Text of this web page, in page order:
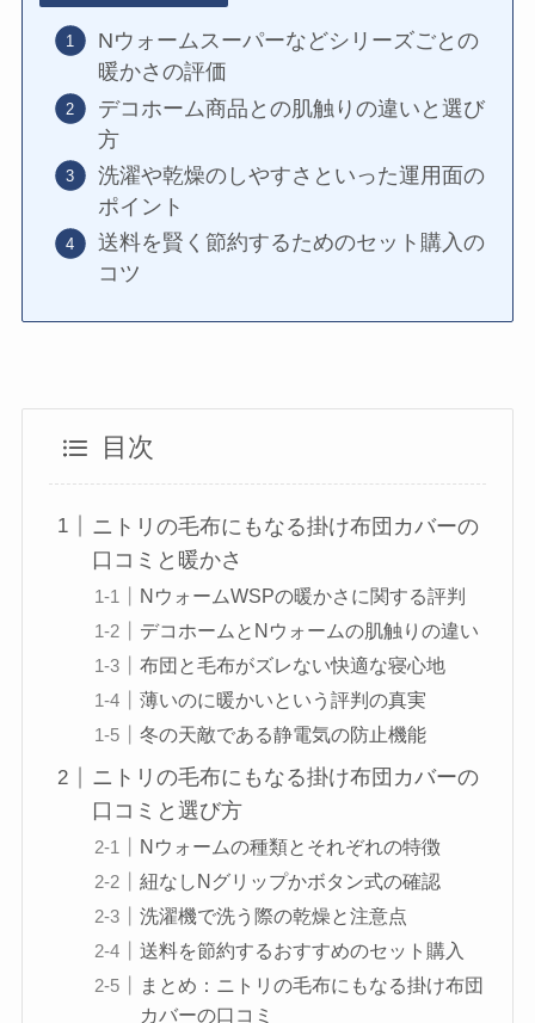
Nウォームスーパーなどシリーズごとの
暖かさの評価
デコホーム商品との肌触りの違いと選び
方
洗濯や乾燥のしやすさといった運用面の
ポイント
送料を賢く節約するためのセット購入の
コツ
目次
ニトリの毛布にもなる掛け布団カバーの
口コミと暖かさ
NウォームWSPの暖かさに関する評判
デコホームとNウォームの肌触りの違い
布団と毛布がズレない快適な寝心地
薄いのに暖かいという評判の真実
冬の天敵である静電気の防止機能
ニトリの毛布にもなる掛け布団カバーの
口コミと選び方
Nウォームの種類とそれぞれの特徴
紐なしNグリップかボタン式の確認
洗濯機で洗う際の乾燥と注意点
送料を節約するおすすめのセット購入
まとめ：ニトリの毛布にもなる掛け布団
カバーの口コミ